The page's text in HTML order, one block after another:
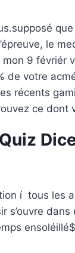
que
le
9 févriér
de votre
récents
ce dont
í tous les
s’ouvre dans